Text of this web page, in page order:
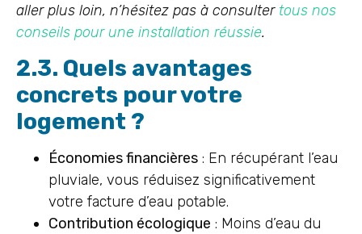
aller plus loin, n’hésitez pas à consulter tous nos
conseils pour une installation réussie.
2.3. Quels avantages
concrets pour votre
logement ?
Économies financières : En récupérant l’eau
pluviale, vous réduisez significativement
votre facture d’eau potable.
Contribution écologique : Moins d’eau du